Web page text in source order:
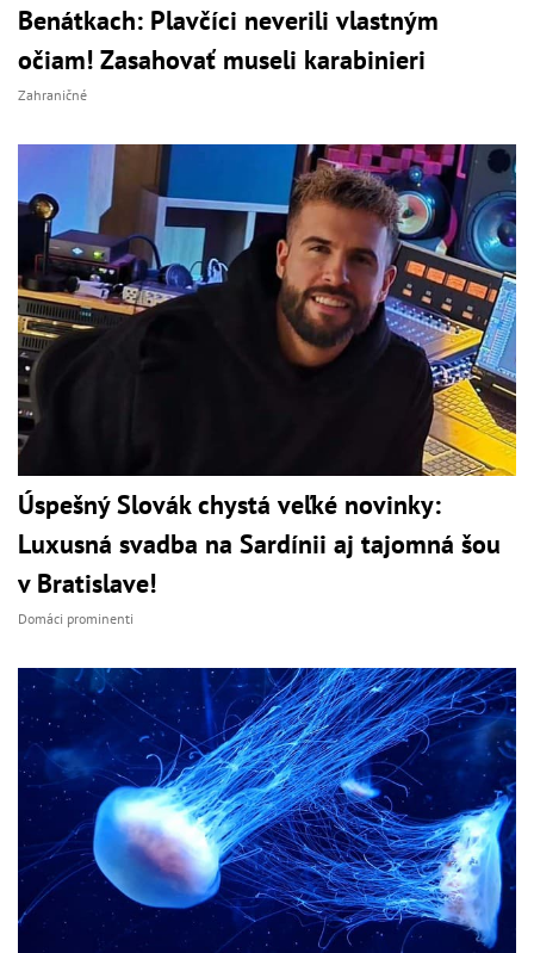
Benátkach: Plavčíci neverili vlastným
očiam! Zasahovať museli karabinieri
Zahraničné
Úspešný Slovák chystá veľké novinky:
Luxusná svadba na Sardínii aj tajomná šou
v Bratislave!
Domáci prominenti